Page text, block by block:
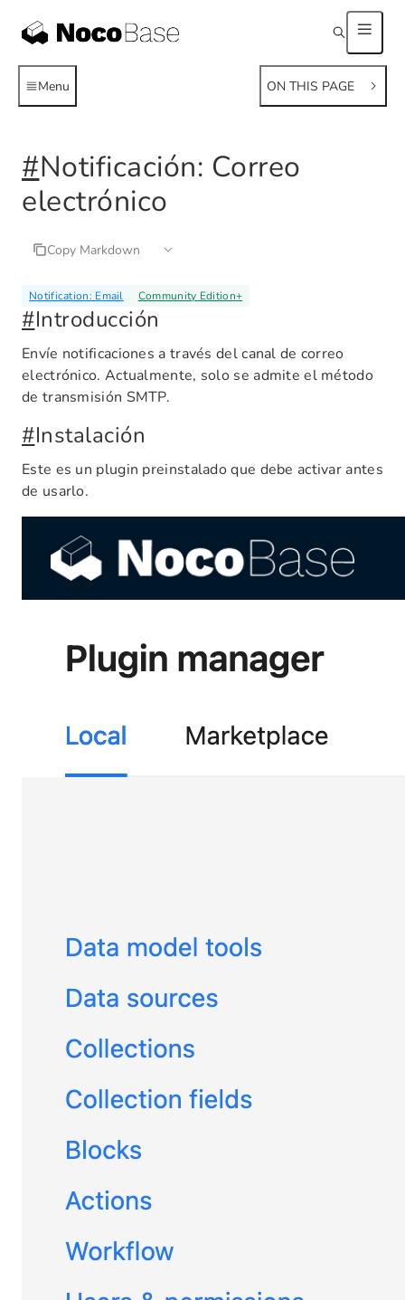
Menu ON THIS PAGE
#Notificación: Correo
electrónico
Copy Markdown
Notification: Email Community Edition+
#Introducción
Envíe notificaciones a través del canal de correo
electrónico. Actualmente, solo se admite el método
de transmisión SMTP.
#Instalación
Este es un plugin preinstalado que debe activar antes
de usarlo.